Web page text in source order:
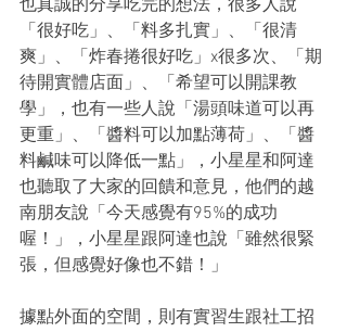
也真誠的分享吃完的想法，很多人說
「很好吃」、「料多扎實」、「很清
爽」、「炸春捲很好吃」x很多次、「期
待開實體店面」、「希望可以開課教
學」，也有一些人說「湯頭味道可以再
更重」、「醬料可以加點薄荷」、「醬
料鹹味可以降低一點」，小星星和阿達
也聽取了大家的回饋和意見，他們的越
南朋友說「今天感覺有95%的成功
喔！」，小星星跟阿達也說「雖然很緊
張，但感覺好像也不錯！」
據點外面的空間，則有實習生跟社工招